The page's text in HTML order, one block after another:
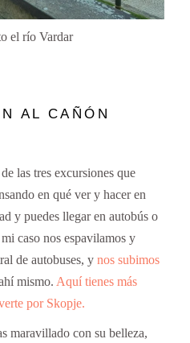
el río Vardar
AL CAÑÓN
las tres excursiones que
en qué ver y hacer en
y puedes llegar en autobús o
caso nos espavilamos y
de autobuses, ynos subimos
mismo. Aquí tienes más
por Skopje.
maravillado con su belleza,